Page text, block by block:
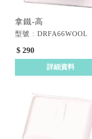
拿鐵-高
型號 : DRFA66WOOL
$ 290
詳細資料